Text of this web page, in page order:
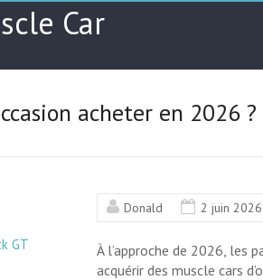
Car
acheter en 2026 ?
Donald 2 juin 2026
À l’approche de 2026, les
acquérir des muscle cars